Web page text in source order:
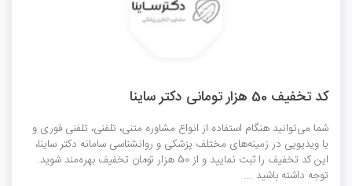
کد تخفیف 50 هزار تومانی دکتر ساینا
شما می‌توانید هنگام استفاده از انواع مشاوره متنی، تلفنی، تلفنی فوری و
یا ویدیویی در زمینه‌های مختلف پزشکی و روانشناسی سامانه دکتر ساینا،
این کد تخفیف را ثبت نمایید و از 50 هزار تومان تخفیف بهره‌مند شوید.
توجه داشته باشید ...